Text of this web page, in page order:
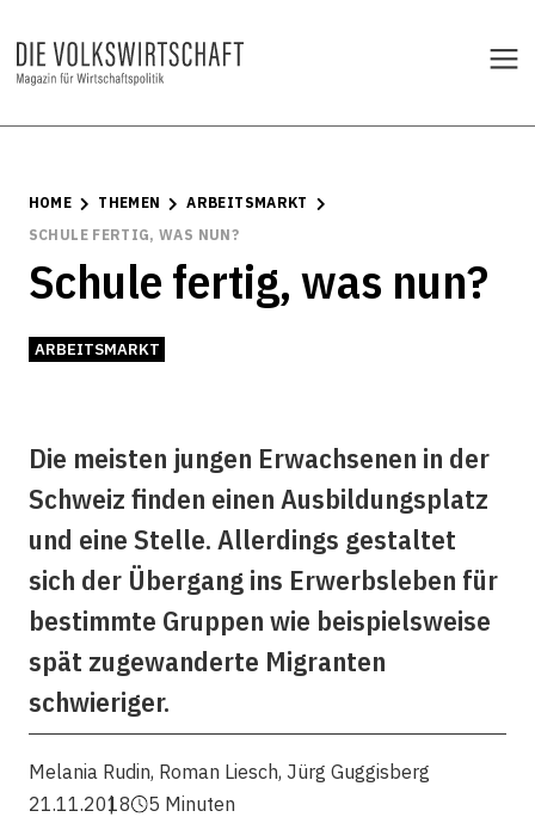
HOME THEMEN
ARBEITSMARKT
SCHULE FERTIG, WAS NUN?
Schule fertig, was nun?
ARBEITSMARKT
Die meisten jungen Erwachsenen in der
Schweiz finden einen Ausbildungsplatz
und eine Stelle. Allerdings gestaltet
sich der Übergang ins Erwerbsleben für
bestimmte Gruppen wie beispielsweise
spät zugewanderte Migranten
schwieriger.
Melania Rudin, Roman Liesch, Jürg Guggisberg
21.11.2018
5 Minuten